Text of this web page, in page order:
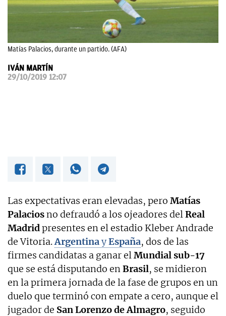
Matías Palacios, durante un partido. (AFA)
IVÁN MARTÍN
29/10/2019 12:07
Las expectativas eran elevadas, pero Matías
Palaciosno defraudó a los ojeadores delReal
Madridpresentes en el estadio Kleber Andrade
de Vitoria.ArgentinayEspaña, dos de las
firmes candidatas a ganar elMundial sub-17
que se está disputando enBrasil, se midieron
en la primera jornada de la fase de grupos en un
duelo que terminó con empate a cero, aunque el
jugador de San Lorenzo de Almagro, seguido